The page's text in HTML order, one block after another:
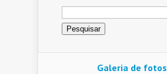
Pesquisar
por:
Galeria de fotos